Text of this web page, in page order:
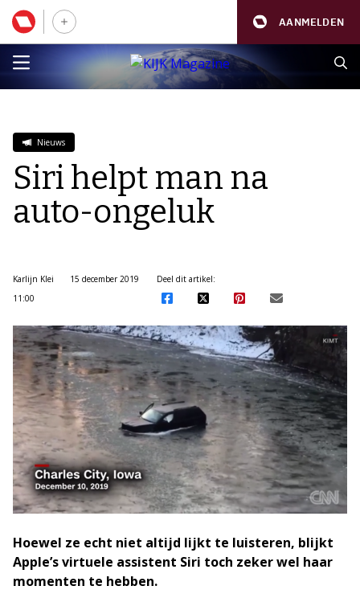
AANMELDEN
Nieuws
Siri helpt man na
auto-ongeluk
Karlijn Klei
15 december 2019
11:00
Deel dit artikel:
Hoewel ze echt niet altijd lijkt te luisteren, blijkt
Apple’s virtuele assistent Siri toch zeker wel haar
momenten te hebben.